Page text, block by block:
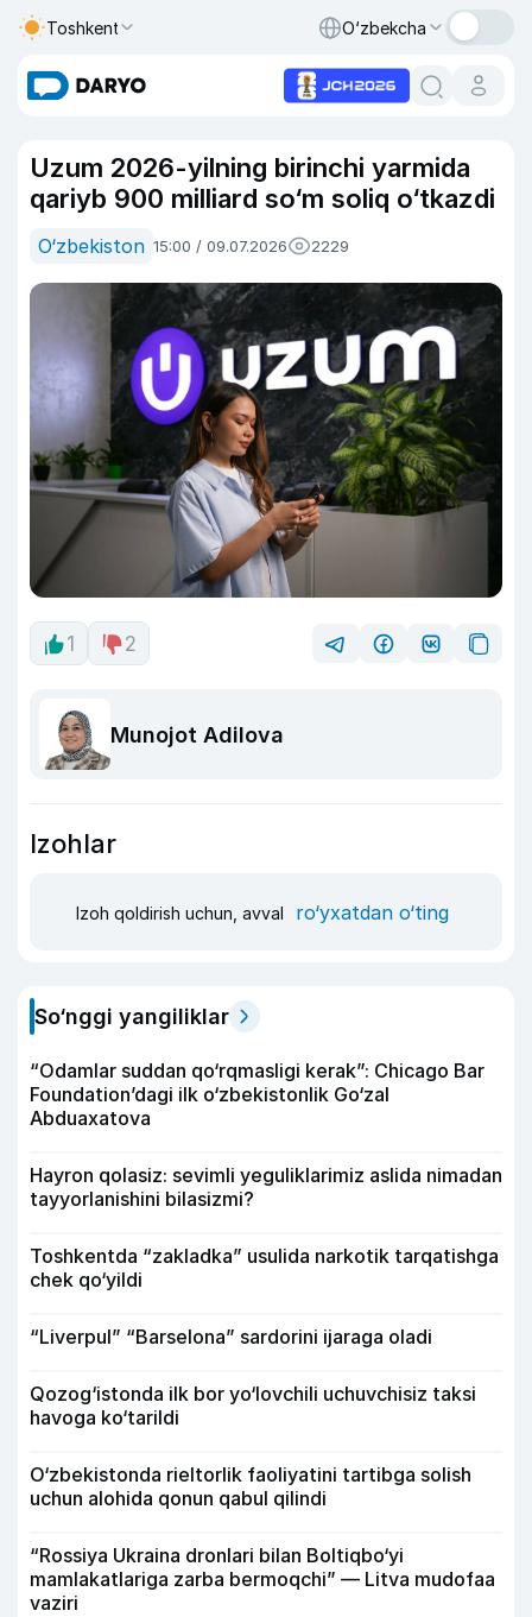
Toshkent O‘zbekcha
Uzum 2026-yilning birinchi yarmida
qariyb 900 milliard so‘m soliq o‘tkazdi
O‘zbekiston 15:00 / 09.07.2026 2229
1 2
Munojot Adilova
Izohlar
Izoh qoldirish uchun, avval ro‘yxatdan o‘ting
So‘nggi yangiliklar
“Odamlar suddan qo‘rqmasligi kerak”: Chicago Bar
Foundation’dagi ilk o‘zbekistonlik Go‘zal
Abduaxatova
Hayron qolasiz: sevimli yeguliklarimiz aslida nimadan
tayyorlanishini bilasizmi?
Toshkentda “zakladka” usulida narkotik tarqatishga
chek qo‘yildi
“Liverpul” “Barselona” sardorini ijaraga oladi
Qozog‘istonda ilk bor yo‘lovchili uchuvchisiz taksi
havoga ko‘tarildi
O‘zbekistonda rieltorlik faoliyatini tartibga solish
uchun alohida qonun qabul qilindi
“Rossiya Ukraina dronlari bilan Boltiqbo‘yi
mamlakatlariga zarba bermoqchi” — Litva mudofaa
vaziri